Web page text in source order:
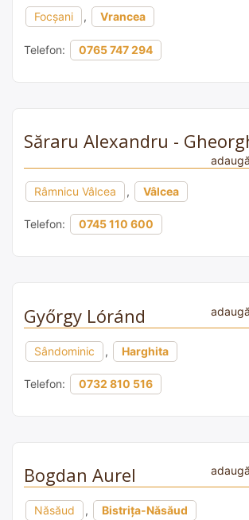
Focșani , Vrancea
Telefon: 0765 747 294
Săraru Alexandru -
Râmnicu Vâlcea , Vâlcea
Telefon: 0745 110 600
Győrgy Lóránd
Sândominic , Harghita
Telefon: 0732 810 516
Bogdan Aurel
Năsăud , Bistrița-Năsăud